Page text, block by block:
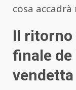
cosa
Il ritorno
finale de
vendetta